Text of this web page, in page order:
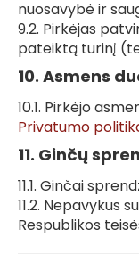
nuosavybė ir
9.2. Pirkėjas
pateiktą turinį
10. Asmens
10.1. Pirkėjo
Privatumo
11. Ginčų
11.1. Ginčai
11.2. Nepavykus
Respublikos